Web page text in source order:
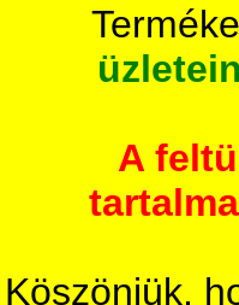
A
Köszönjük,